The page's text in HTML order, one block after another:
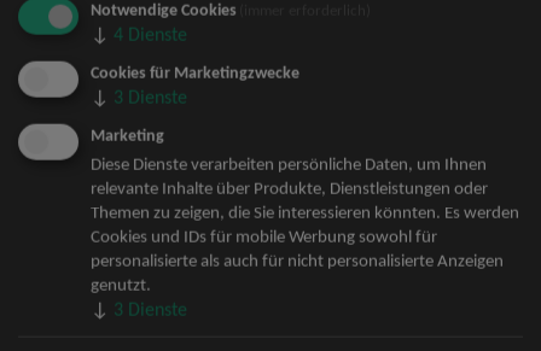
Bryan Adams Tickets
Andreas Gabalier Tickets
Die Fantastischen Vier Tickets
Herbert Grönemeyer Tickets
Deep Purple Tickets
Howard Carpendale Tickets
Jan Delay & Disko No.1 Tickets
Pur Tickets
Bob Dylan Tickets
Mark Forster Tickets
The Prodigy Tickets
Notwendige Cookies
↓ 4 Dienste
Cookies für Marketingzwecke
↓ 3 Dienste
Marketing
Diese Dienste verarbeiten persönliche Daten, um Ihnen
relevante Inhalte über Produkte, Dienstleistungen oder
Themen zu zeigen, die Sie interessieren könnten. Es werden
Cookies und IDs für mobile Werbung sowohl für
personalisierte als auch für nicht personalisierte Anzeigen
genutzt.
↓ 3 Dienste